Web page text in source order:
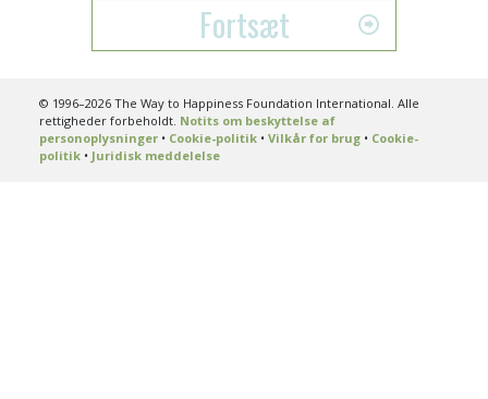
Fortsæt
© 1996–2026 The Way to Happiness Foundation International. Alle
rettigheder forbeholdt. Notits om beskyttelse af
personoplysninger• Cookie-politik• Vilkår for brug• Cookie-
politik• Juridisk meddelelse